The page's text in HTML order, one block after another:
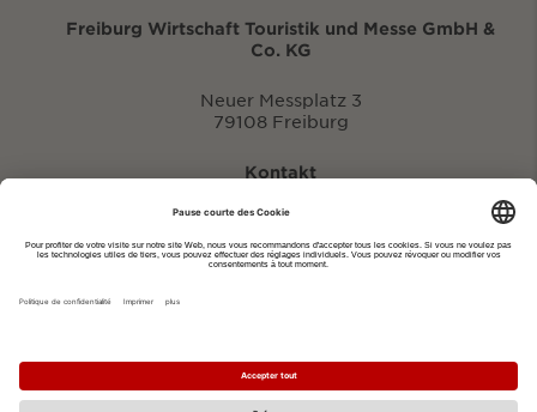
Freiburg Wirtschaft Touristik und Messe GmbH &
Co. KG
Neuer Messplatz 3
79108 Freiburg
Kontakt
eventportal@fwtm.de
Imprimer